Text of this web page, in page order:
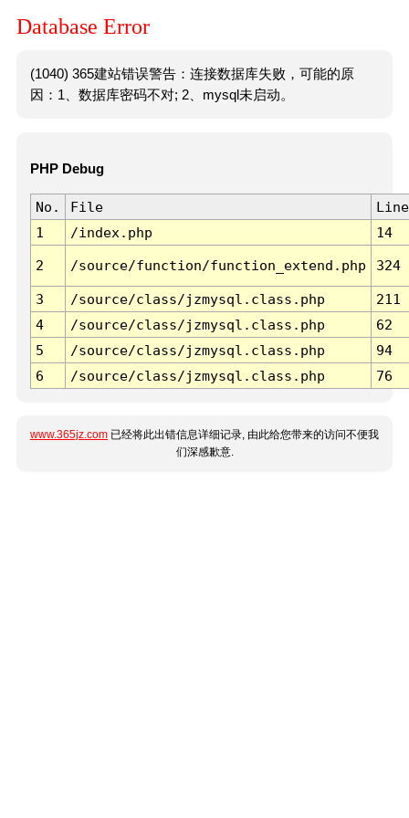
Database Error
(1040) 365建站错误警告：连接数据库失败，可能的原
因：1、数据库密码不对; 2、mysql未启动。
PHP Debug
No. File
Line
1
/index.php 14
2 /source/function/function_extend.php 324
3 /source/class/jzmysql.class.php
211
4
/source/class/jzmysql.class.php
62
5
/source/class/jzmysql.class.php
94
6
/source/class/jzmysql.class.php 76
www.365jz.com 已经将此出错信息详细记录, 由此给您带来的访问不便我
们深感歉意.